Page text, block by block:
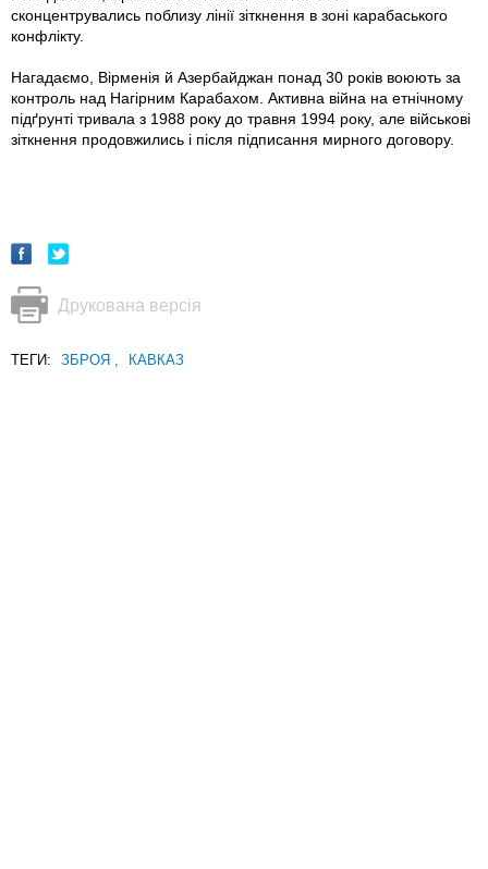
сконцентрувались поблизу лінії зіткнення в зоні карабаського
конфлікту.
Нагадаємо, Вірменія й Азербайджан понад 30 років воюють за
контроль над Нагірним Карабахом. Активна війна на етнічному
підґрунті тривала з 1988 року до травня 1994 року, але військові
зіткнення продовжились і після підписання мирного договору.
Друкована версія
ТЕГИ: ЗБРОЯ КАВКАЗ